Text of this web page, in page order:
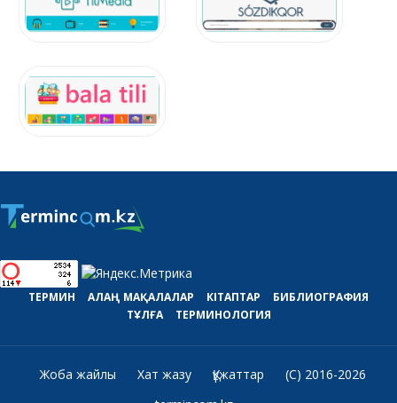
ТЕРМИН АЛАҢ МАҚАЛАЛАР КІТАПТАР
БИБЛИОГРАФИЯ
ТҰЛҒА
ТЕРМИНОЛОГИЯ
Жоба жайлы Хат жазу Құжаттар
(C) 2016-2026